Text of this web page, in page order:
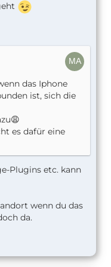
das Iphone
ist, sich die
es dafür eine
Plugins etc. kann
wenn du das
da.